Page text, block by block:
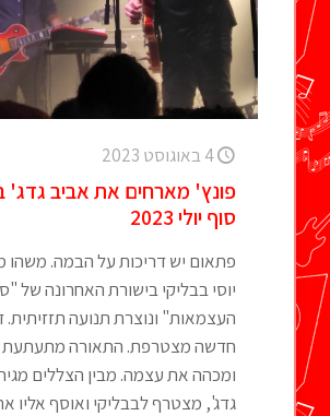
4 באוגוסט 2023
פונץ' מארחים את אביב גדג'
סוף יולי 2023
פתאום יש דריכות על הבמה.
יוסי בבליקי בישורת האחרונה של
העצמאות" ונוצרת תנועה תזזיתית.
חדשה מצטרפת. התאורה מתעתעת
ומכהה את עצמה. מבין הצללים
גדג', מצטרף לבבליקי ואוסף אליו